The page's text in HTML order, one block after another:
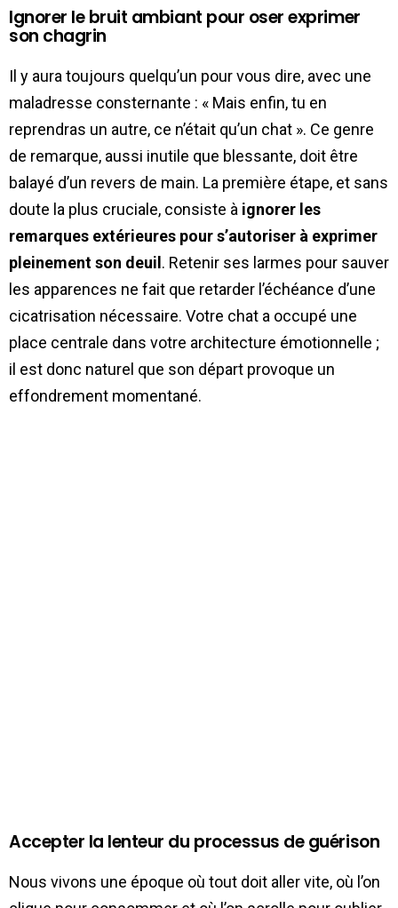
Ignorer le bruit ambiant pour oser exprimer
son chagrin
Il y aura toujours quelqu’un pour vous dire, avec une
maladresse consternante : « Mais enfin, tu en
reprendras un autre, ce n’était qu’un chat ». Ce genre
de remarque, aussi inutile que blessante, doit être
balayé d’un revers de main. La première étape, et sans
doute la plus cruciale, consiste à ignorer les
remarques extérieures pour s’autoriser à exprimer
pleinement son deuil. Retenir ses larmes pour sauver
les apparences ne fait que retarder l’échéance d’une
cicatrisation nécessaire. Votre chat a occupé une
place centrale dans votre architecture émotionnelle ;
il est donc naturel que son départ provoque un
effondrement momentané.
Accepter la lenteur du processus de guérison
Nous vivons une époque où tout doit aller vite, où l’on